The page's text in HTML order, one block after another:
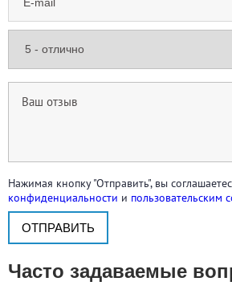
Нажимая кнопку "Отправить", вы
конфиденциальности и пользовательским
Часто задаваемые